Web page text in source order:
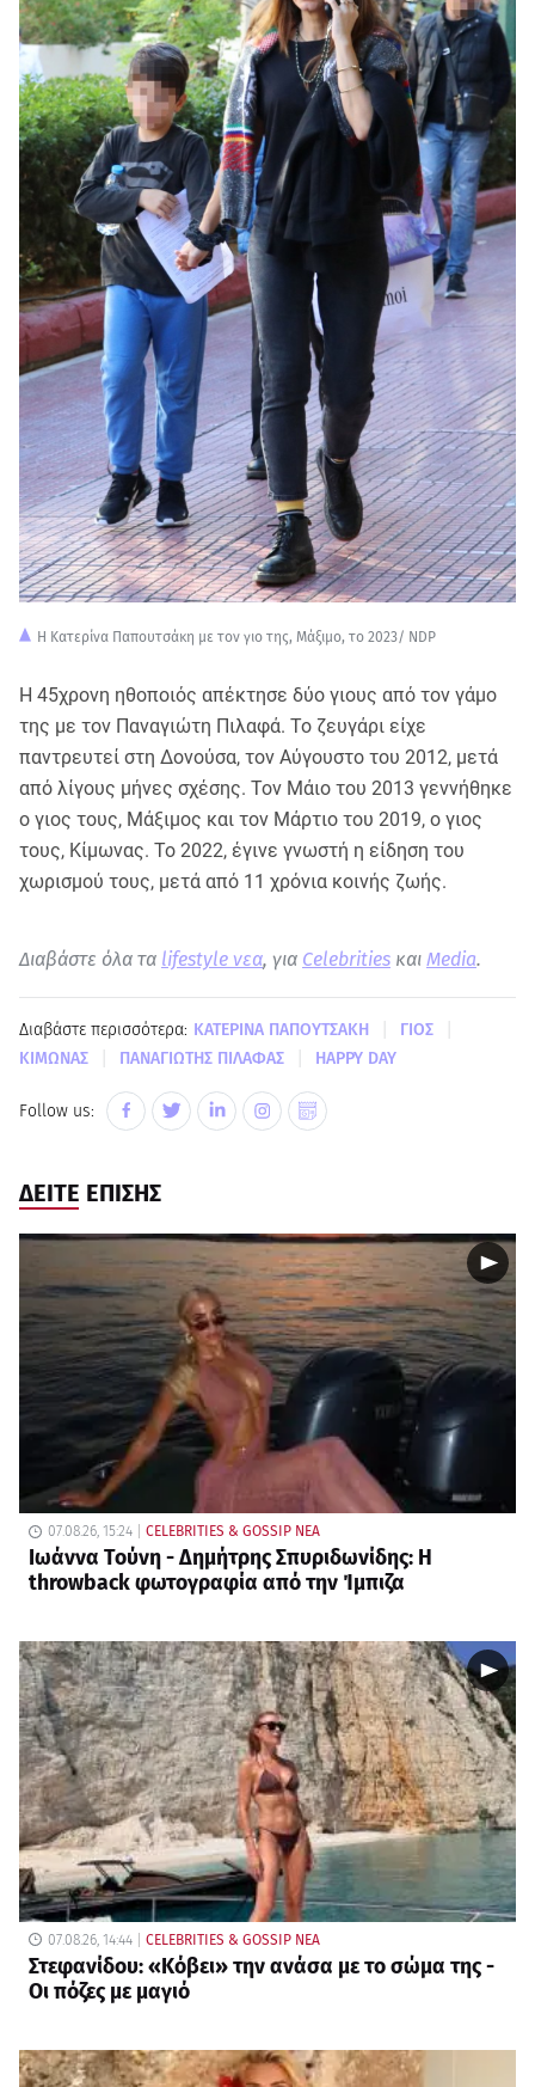
Η Κατερίνα Παπουτσάκη με τον γιο της, Mάξιμο, το 2023/ NDP
Η 45χρονη ηθοποιός απέκτησε δύο γιους από τον γάμο
της με τον Παναγιώτη Πιλαφά. Το ζευγάρι είχε
παντρευτεί στη Δονούσα, τον Αύγουστο του 2012, μετά
από λίγους μήνες σχέσης. Τον Μάιο του 2013 γεννήθηκε
ο γιος τους, Μάξιμος και τον Μάρτιο του 2019, ο γιος
τους, Κίμωνας. Το 2022, έγινε γνωστή η είδηση του
χωρισμού τους, μετά από 11 χρόνια κοινής ζωής.
Διαβάστε όλα τα lifestyle νεα, για Celebrities και Media.
Διαβάστε περισσότερα: ΚΑΤΕΡΙΝΑ ΠΑΠΟΥΤΣΑΚΗ ΓΙΟΣ
ΚΙΜΩΝΑΣ ΠΑΝΑΓΙΩΤΗΣ ΠΙΛΑΦΑΣ HAPPY DAY
Follow us:
ΔΕΙΤΕ ΕΠΙΣΗΣ
07.08.26, 15:24 CELEBRITIES & GOSSIP ΝΕΑ
Ιωάννα Τούνη - Δημήτρης Σπυριδωνίδης: Η
throwback φωτογραφία από την Ίμπιζα
07.08.26, 14:44 CELEBRITIES & GOSSIP ΝΕΑ
Στεφανίδου: «Κόβει» την ανάσα με το σώμα της -
Οι πόζες με μαγιό